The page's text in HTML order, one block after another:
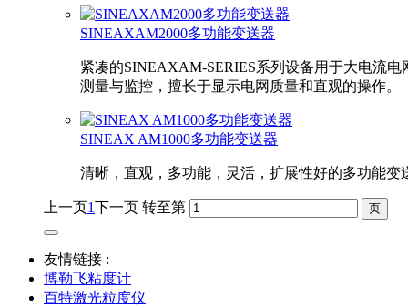
SINEAXAM2000多功能变送器
紧凑的SINEAXAM-SERIES系列设备用于大电流电
测量与监控，擅长于显示电网质量和直观的操作。
SINEAX AM1000多功能变送器
清晰，直观，多功能，灵活，扩展性好的多功能变
上一页1下一页 转至第
友情链接 :
博勒飞粘度计
百特激光粒度仪